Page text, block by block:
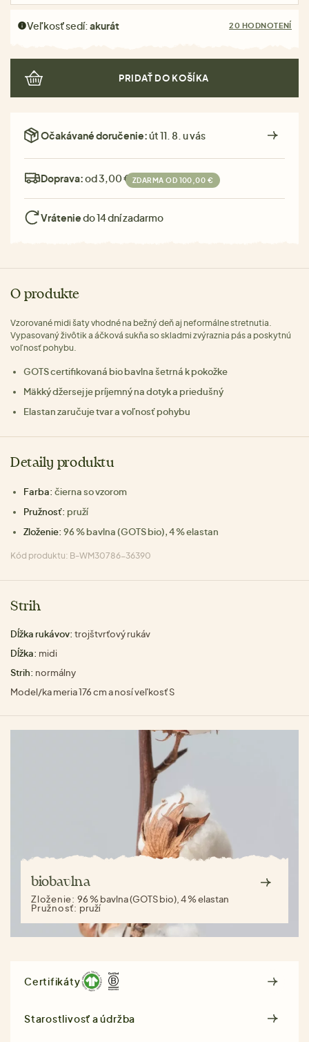
Veľkosť sedí:akurát 20 HODNOTENÍ
PRIDAŤ DO KOŠÍKA
Očakávané doručenie:út 11. 8. u vás
Doprava:od 3,00 € ZDARMA OD 100,00 €
Vráteniedo 14 dní zadarmo
O produkte
Vzorované midi šaty vhodné na bežný deň aj neformálne stretnutia.
Vypasovaný živôtik a áčková sukňa so skladmi zvýraznia pás a poskytnú
voľnosť pohybu.
GOTS certifikovaná bio bavlna šetrná k pokožke
Mäkký džersej je príjemný na dotyk a priedušný
Elastan zaručuje tvar a voľnosť pohybu
Detaily produktu
Farba: čierna so vzorom
Pružnosť: pruží
Zloženie: 96 % bavlna (GOTS bio), 4 % elastan
Kód produktu: B-WM30786-36390
Strih
Dĺžka rukávov: trojštvrťový rukáv
Dĺžka: midi
Strih: normálny
Model/ka meria 176 cm a nosí veľkosť S
biobavlna
Zloženie: 96 % bavlna (GOTS bio), 4 % elastan
Pružnosť: pruží
Certifikáty
Starostlivosť a údržba